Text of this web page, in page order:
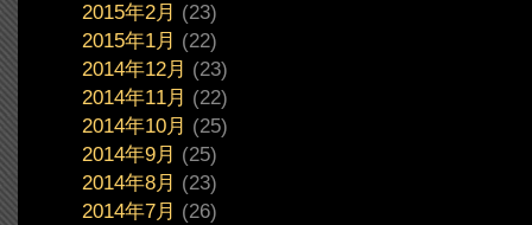
2015年2月 (23)
2015年1月 (22)
2014年12月 (23)
2014年11月 (22)
2014年10月 (25)
2014年9月 (25)
2014年8月 (23)
2014年7月 (26)